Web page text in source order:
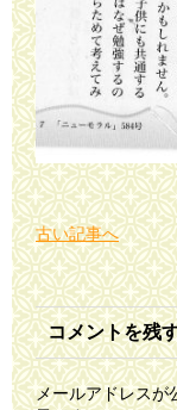
古い記事へ
コメントを残
メールアドレスが